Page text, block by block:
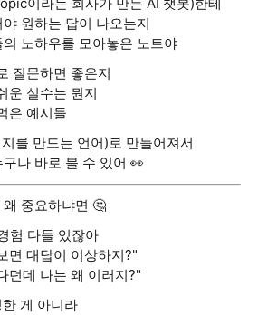
원하는 답이 나오는지
노하우를 모아놓은 노트야
질문하면 좋은지
실수는 뭔지
예시들
를 만드는 언어)로 만들어져서
나 바로 볼 수 있어 👀
중요하냐면 🤔
험 다들 있잖아
면 대답이 이상하지?"
던데 나는 왜 이러지?"
게 아니라